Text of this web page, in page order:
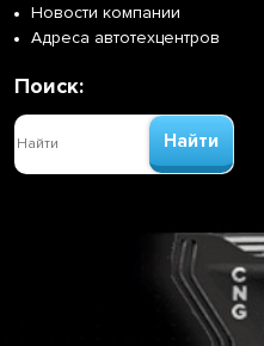
Новости компании
Адреса автотехцентров
Поиск:
Найти